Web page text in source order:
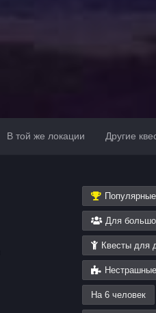
В той же локации Другие
Популярные
Для
Квесты для
Нестрашные
На 6 человек